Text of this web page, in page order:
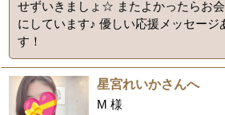
せずいきましょ☆ またよかったらお
にしています♪ 優しい応援メッセージ
す！
星宮れいかさんへ
M 様